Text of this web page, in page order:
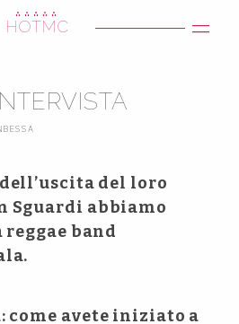
HOTMC
∴∴∴∴∴
del loro
Sguardi abbiamo
band
come avete iniziato a